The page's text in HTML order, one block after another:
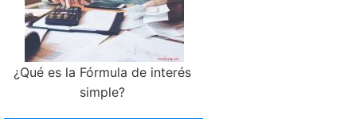
¿Qué es la Fórmula de interés
simple?